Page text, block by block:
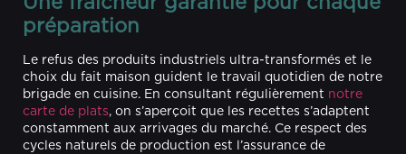
préparation
Le refus des produits industriels ultra-transformés et le
choix du fait maison guident le travail quotidien de notre
brigade en cuisine. En consultant régulièrement notre
carte de plats, on s’aperçoit que les recettes s’adaptent
constamment aux arrivages du marché. Ce respect des
cycles naturels de production est l’assurance de